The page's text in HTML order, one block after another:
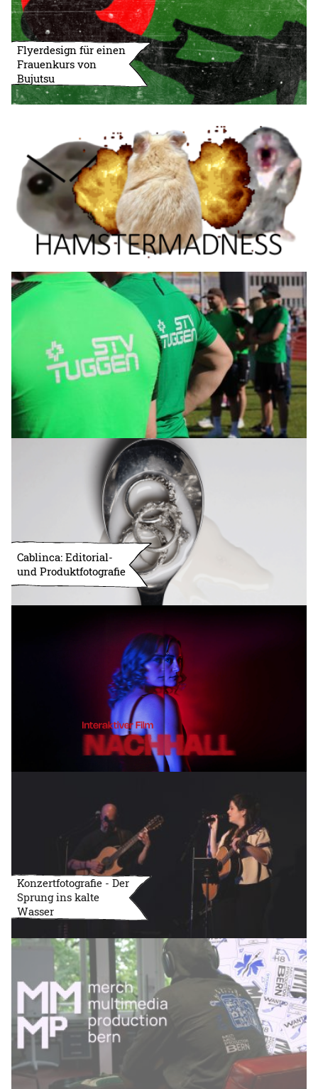
Flyerdesign für einen
Frauenkurs von
Bujutsu
Cablinca: Editorial-
und Produktfotografie
Konzertfotografie - Der
Sprung ins kalte
Wasser